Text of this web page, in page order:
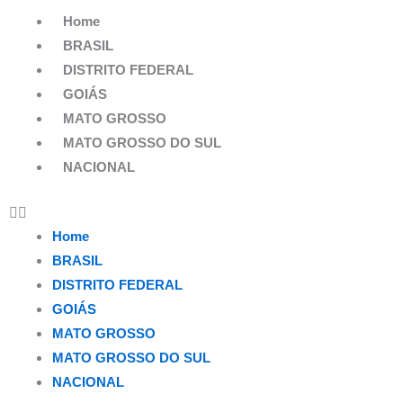
Home
BRASIL
DISTRITO FEDERAL
GOIÁS
MATO GROSSO
MATO GROSSO DO SUL
NACIONAL
Home
BRASIL
DISTRITO FEDERAL
GOIÁS
MATO GROSSO
MATO GROSSO DO SUL
NACIONAL